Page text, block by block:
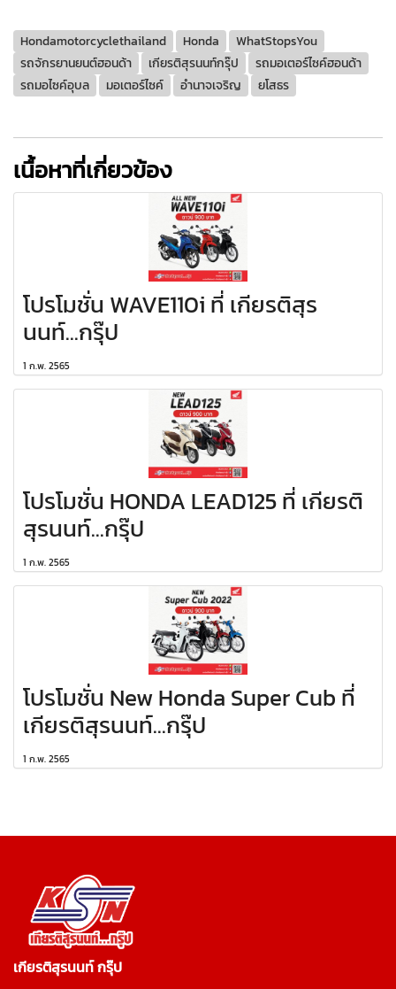
Hondamotorcyclethailand Honda
WhatStopsYou
รถจักรยานยนต์ฮอนด้า
เกียรติสุรนนท์กรุ๊ป
รถมอเตอร์ไซค์ฮอนด้า
รถมอไซค์อุบล
มอเตอร์ไซค์ อำนาจเจริญ ยโสธร
เนื้อหาที่เกี่ยวข้อง
โปรโมชั่น WAVE110i ที่ เกียรติสุร
นนท์...กรุ๊ป
1 ก.พ. 2565
โปรโมชั่น HONDA LEAD125 ที่ เกียรติ
สุรนนท์...กรุ๊ป
1 ก.พ. 2565
โปรโมชั่น New Honda Super Cub ที่
เกียรติสุรนนท์...กรุ๊ป
1 ก.พ. 2565
เกียรติสุรนนท์ กรุ๊ป